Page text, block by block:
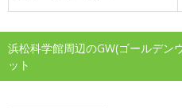
浜松科学館周辺のGW(ゴールデン
ット